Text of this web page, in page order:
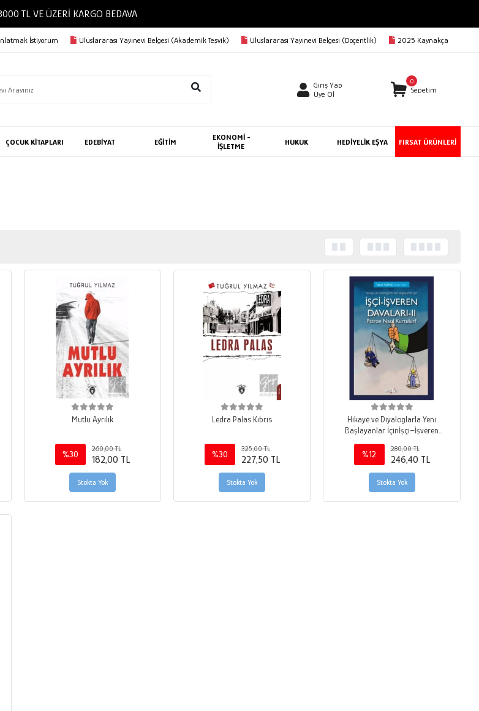
TL VE ÜZERİ KARGO BEDAVA
İstiyorum Uluslararası Yayınevi Belgesi (Akademik Teşvik) Uluslararası Yayınevi Belgesi (Doçentlik) 2025 Kaynakça
Giriş Yap
Üye Ol
0
Sepetim
ÇOCUK KİTAPLARI EDEBİYAT EĞİTİM
EKONOMİ -
İŞLETME
HUKUK HEDİYELİK EŞYA FIRSAT ÜRÜNLERİ
Mutlu Ayrılık
%30
260,00 TL
182,00 TL
Stokta Yok
Ledra Palas Kıbrıs
%30
325,00 TL
227,50 TL
Stokta Yok
Hikaye ve Diyaloglarla Yeni
Başlayanlar İçinİşçi–İşveren
Davaları–II<br /> Patron Nasıl
Kurtulur&#63;
%12
280,00 TL
246,40 TL
Stokta Yok